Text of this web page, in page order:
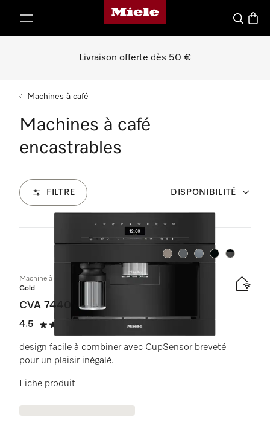
Page d'accueil de Miele
Panier
Livraison offerte dès 50 €
Machines à café
Machines à café
encastrables
FILTRE DISPONIBILITÉ
Couleur:
Couleur:
Couleur:
Couleur:Couleur:
Machine à café encastrable
Gold
CVA 7440
4.5
4.5 étoiles sur 5
(10 critiques)
design facile à combiner avec CupSensor breveté
pour un plaisir inégalé.
Fiche produit